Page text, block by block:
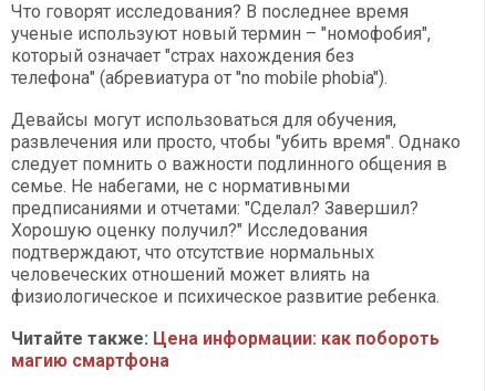
Что говорят исследования? В последнее время
ученые используют новый термин – "номофобия",
который означает "страх нахождения без
телефона" (абревиатура от "no mobile phobia").
Девайсы могут использоваться для обучения,
развлечения или просто, чтобы "убить время". Однако
следует помнить о важности подлинного общения в
семье. Не набегами, не с нормативными
предписаниями и отчетами: "Сделал? Завершил?
Хорошую оценку получил?" Исследования
подтверждают, что отсутствие нормальных
человеческих отношений может влиять на
физиологическое и психическое развитие ребенка.
Читайте также: Цена информации: как побороть
магию смартфона